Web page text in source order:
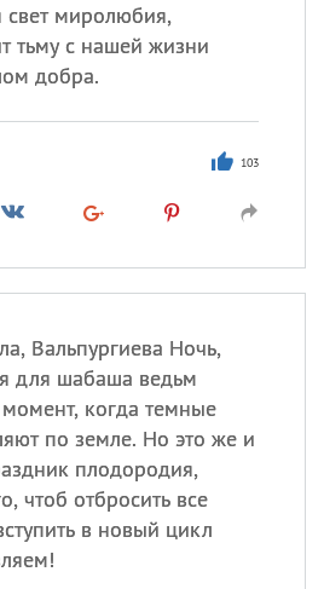
свет миролюбия,
тьму с нашей жизни
добра.
103
Вальпургиева Ночь,
для шабаша ведьм
когда темные
по земле. Но это же и
плодородия,
чтоб отбросить все
в новый цикл